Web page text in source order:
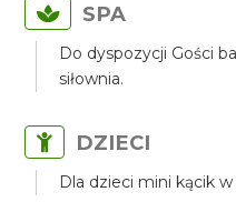
SPA
Do dyspozycji Gości
siłownia.
DZIECI
Dla dzieci mini kącik